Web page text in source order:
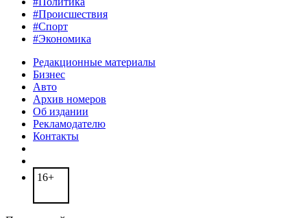
#Происшествия
#Спорт
#Экономика
Редакционные материалы
Бизнес
Авто
Архив номеров
Об издании
Рекламодателю
Контакты
16+